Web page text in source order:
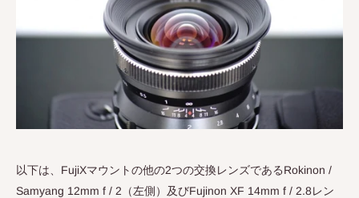
以下は、 FujiXマウントの他の2つの交換レンズであるRokinon /
Samyang 12mm f / 2 （左側）及びFujinon XF 14mm f / 2.8レン